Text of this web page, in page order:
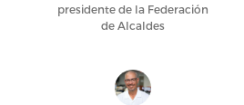
presidente de la Federación
de Alcaldes